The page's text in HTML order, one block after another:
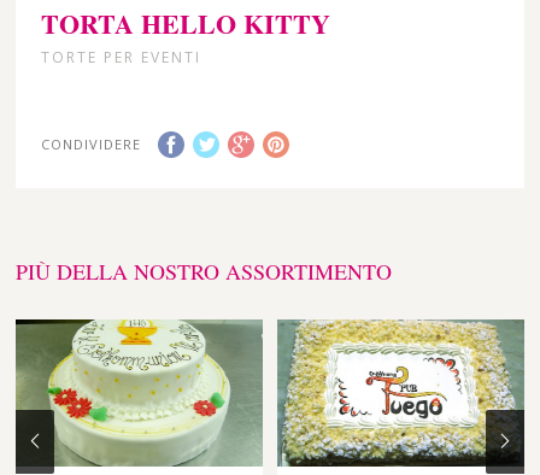
TORTA HELLO KITTY
TORTE PER EVENTI
CONDIVIDERE
PIÙ DELLA NOSTRO ASSORTIMENTO